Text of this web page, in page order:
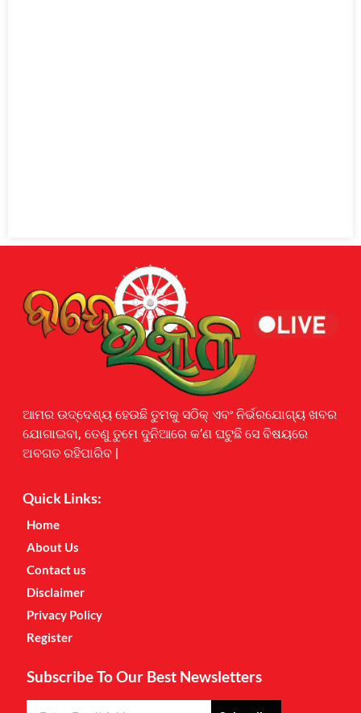
ଆମର ଉଦ୍ଦେଶ୍ୟ ହେଉଛି ତୁମକୁ ସଠିକ୍ ଏବଂ ନିର୍ଭରଯୋଗ୍ୟ ଖବର
ଯୋଗାଇବା, ତେଣୁ ତୁମେ ଦୁନିଆରେ କ’ଣ ଘଟୁଛି ସେ ବିଷୟରେ
ଅବଗତ ରହିପାରିବ |
Quick Links:
Home
About Us
Contact us
Disclaimer
Privacy Policy
Register
Subscribe To Our Best Newsletters